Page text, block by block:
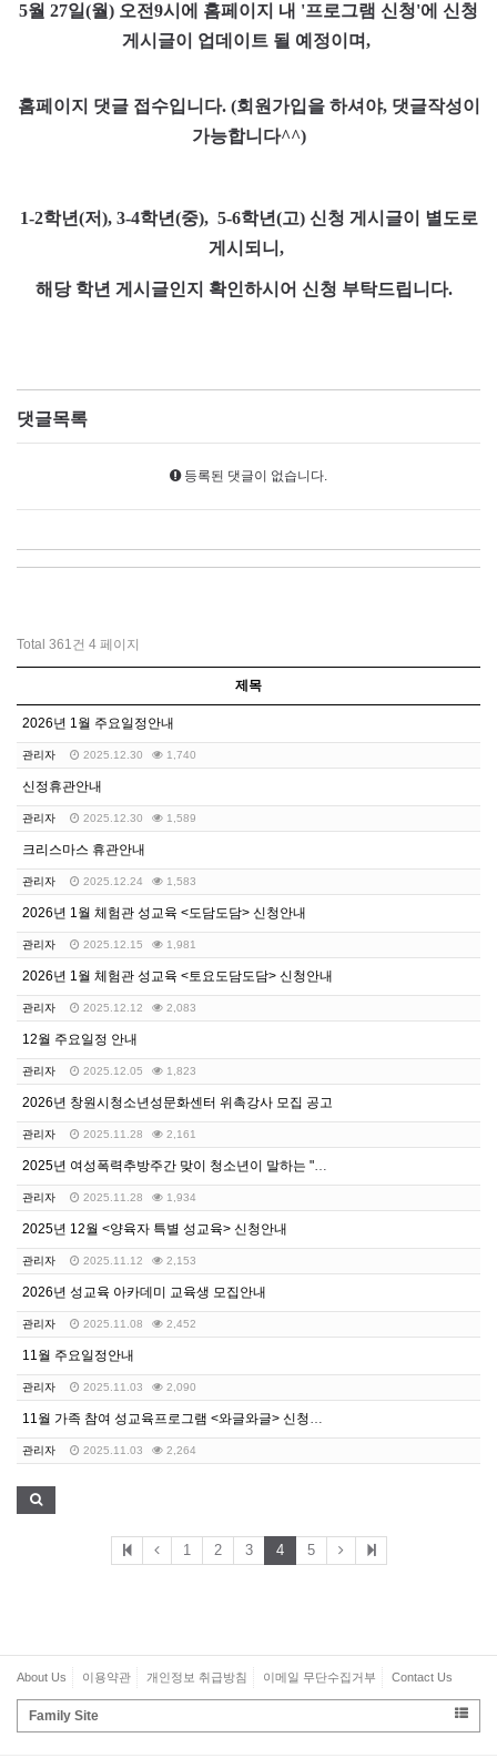
5월 27일(월) 오전9시에 홈페이지 내 '프로그램 신청'에 신청
게시글이 업데이트 될 예정이며,
홈페이지 댓글 접수입니다. (회원가입을 하셔야, 댓글작성이
가능합니다^^)
1-2학년(저), 3-4학년(중), 5-6학년(고) 신청 게시글이 별도로
게시되니,
해당 학년 게시글인지 확인하시어 신청 부탁드립니다.
댓글목록
등록된 댓글이 없습니다.
Total 361건 4 페이지
제목
2026년 1월 주요일정안내
관리자 2025.12.30 1,740
신정휴관안내
관리자 2025.12.30 1,589
크리스마스 휴관안내
관리자 2025.12.24 1,583
2026년 1월 체험관 성교육 <도담도담> 신청안내
관리자 2025.12.15 1,981
2026년 1월 체험관 성교육 <토요도담도담> 신청안내
관리자 2025.12.12 2,083
12월 주요일정 안내
관리자 2025.12.05 1,823
2026년 창원시청소년성문화센터 위촉강사 모집 공고
관리자 2025.11.28 2,161
2025년 여성폭력추방주간 맞이 청소년이 말하는 "디지…
관리자 2025.11.28 1,934
2025년 12월 <양육자 특별 성교육> 신청안내
관리자 2025.11.12 2,153
2026년 성교육 아카데미 교육생 모집안내
관리자 2025.11.08 2,452
11월 주요일정안내
관리자 2025.11.03 2,090
11월 가족 참여 성교육프로그램 <와글와글> 신청안내
관리자 2025.11.03 2,264
1 2 3 4 5
About Us 이용약관 개인정보 취급방침 이메일 무단수집거부 Contact Us
Family Site